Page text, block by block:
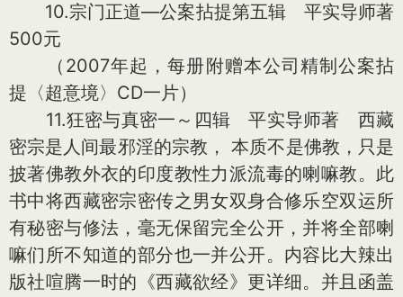
10.宗门正道—公案拈提第五辑 平实导师著
500元
（2007年起，每册附赠本公司精制公案拈
提〈超意境〉CD一片）
11.狂密与真密一～四辑 平实导师著 西藏
密宗是人间最邪淫的宗教， 本质不是佛教，只是
披著佛教外衣的印度教性力派流毒的喇嘛教。此
书中将西藏密宗密传之男女双身合修乐空双运所
有秘密与修法，毫无保留完全公开，并将全部喇
嘛们所不知道的部分也一并公开。内容比大辣出
版社喧腾一时的《西藏欲经》更详细。并且函盖